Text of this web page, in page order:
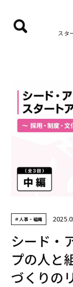
検
表
示
す
る
スタ
＃人事・組織
シード・
プの人と
づくりの